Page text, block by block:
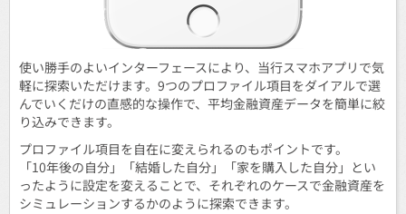
使い勝手のよいインターフェースにより、当行スマホアプリで気
軽に探索いただけます。9つのプロファイル項目をダイアルで選
んでいくだけの直感的な操作で、平均金融資産データを簡単に絞
り込みできます。
プロファイル項目を自在に変えられるのもポイントです。
「10年後の自分」「結婚した自分」「家を購入した自分」とい
ったように設定を変えることで、それぞれのケースで金融資産を
シミュレーションするかのように探索できます。